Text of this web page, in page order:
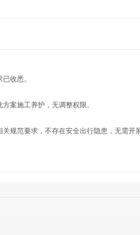
收悉。
案施工养护，无调整权限。
规范要求，不存在安全出行隐患，无需开